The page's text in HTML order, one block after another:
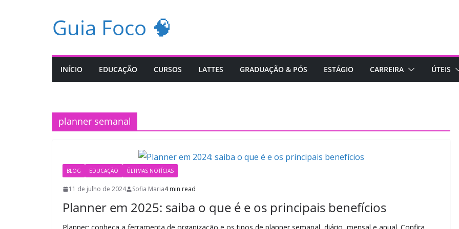
Guia Foco 🧠
INÍCIO EDUCAÇÃO CURSOS LATTES GRADUAÇÃO & PÓS ESTÁGIO CARREIRA ÚTEIS
planner semanal
BLOG EDUCAÇÃO ÚLTIMAS NOTÍCIAS
11 de julho de 2024 Sofia Maria4 min read
Planner em 2025: saiba o que é e os principais benefícios